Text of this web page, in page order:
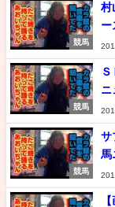
競馬
村
ー
競馬
ニ
競馬
サ
馬